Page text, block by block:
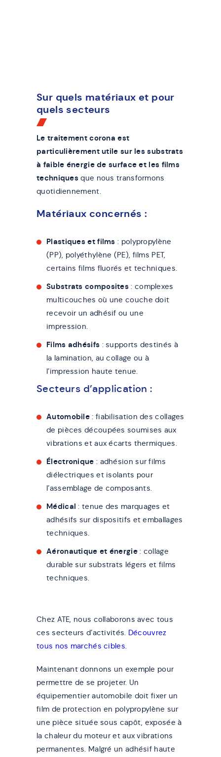
Sur quels matériaux et pour
quels secteurs
Le traitement corona est
particulièrement utile sur les substrats
à faible énergie de surface et les films
techniques que nous transformons
quotidiennement.
Matériaux concernés :
Plastiques et films : polypropylène
(PP), polyéthylène (PE), films PET,
certains films fluorés et techniques.
Substrats composites : complexes
multicouches où une couche doit
recevoir un adhésif ou une
impression.
Films adhésifs : supports destinés à
la lamination, au collage ou à
l’impression haute tenue.
Secteurs d’application :
Automobile : fiabilisation des collages
de pièces découpées soumises aux
vibrations et aux écarts thermiques.
Électronique : adhésion sur films
diélectriques et isolants pour
l’assemblage de composants.
Médical : tenue des marquages et
adhésifs sur dispositifs et emballages
techniques.
Aéronautique et énergie: collage
durable sur substrats légers et films
techniques.
Chez ATE, nous collaborons avec tous
ces secteurs d’activités. Découvrez
tous nos marchés cibles.
Maintenant donnons un exemple pour
permettre de se projeter. Un
équipementier automobile doit fixer un
film de protection en polypropylène sur
une pièce située sous capôt, exposée à
la chaleur du moteur et aux vibrations
permanentes. Malgré un adhésif haute